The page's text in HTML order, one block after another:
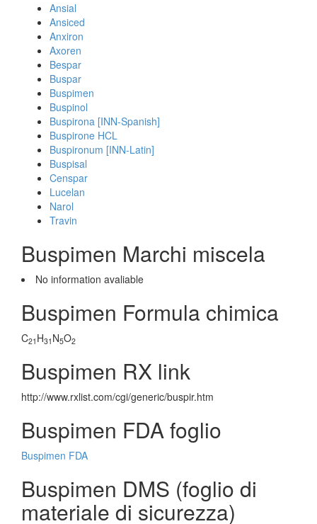
Ansial
Ansiced
Anxiron
Axoren
Bespar
Buspar
Buspimen
Buspinol
Buspirona [INN-Spanish]
Buspirone HCL
Buspironum [INN-Latin]
Buspisal
Censpar
Lucelan
Narol
Travin
Buspimen Marchi miscela
No information avaliable
Buspimen Formula chimica
C21 H31 N5O2
Buspimen RX link
http://www.rxlist.com/cgi/generic/buspir.htm
Buspimen FDA foglio
Buspimen FDA
Buspimen DMS (foglio di
materiale di sicurezza)